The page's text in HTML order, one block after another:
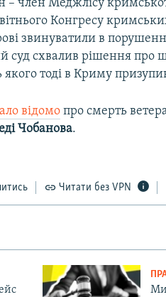
– член Меджлісу
Конгресу
звинуватили в
суд схвалив рішення про
якого тоді в Криму
відомо про смерть
Чобанова.
Читати без VPN